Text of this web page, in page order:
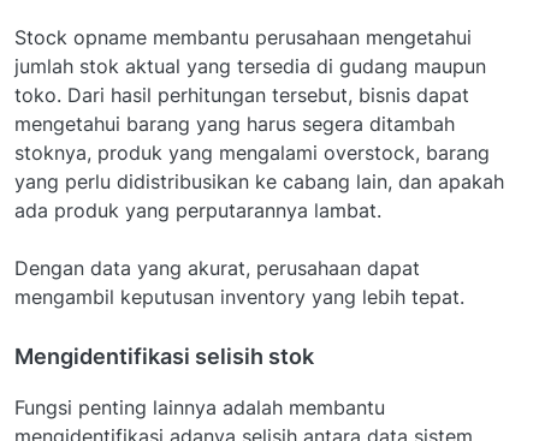
Stock opname membantu perusahaan mengetahui
jumlah stok aktual yang tersedia di gudang maupun
toko. Dari hasil perhitungan tersebut, bisnis dapat
mengetahui barang yang harus segera ditambah
stoknya, produk yang mengalami overstock, barang
yang perlu didistribusikan ke cabang lain, dan apakah
ada produk yang perputarannya lambat.
Dengan data yang akurat, perusahaan dapat
mengambil keputusan inventory yang lebih tepat.
Mengidentifikasi selisih stok
Fungsi penting lainnya adalah membantu
mengidentifikasi adanya selisih antara data sistem